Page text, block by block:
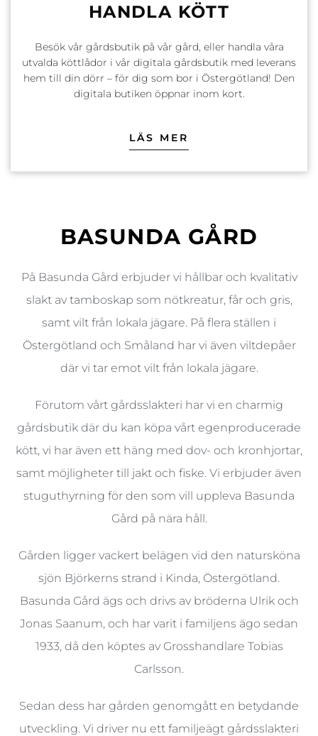
HANDLA KÖTT
Besök vår gårdsbutik på vår gård, eller handla våra
utvalda köttlådor i vår digitala gårdsbutik med leverans
hem till din dörr – för dig som bor i Östergötland! Den
digitala butiken öppnar inom kort.
LÄS MER
BASUNDA GÅRD
På Basunda Gård erbjuder vi hållbar och kvalitativ
slakt av tamboskap som nötkreatur, får och gris,
samt vilt från lokala jägare. På flera ställen i
Östergötland och Småland har vi även viltdepåer
där vi tar emot vilt från lokala jägare.
Förutom vårt gårdsslakteri har vi en charmig
gårdsbutik där du kan köpa vårt egenproducerade
kött, vi har även ett häng med dov- och kronhjortar,
samt möjligheter till jakt och fiske. Vi erbjuder även
stuguthyrning för den som vill uppleva Basunda
Gård på nära håll.
Gården ligger vackert belägen vid den natursköna
sjön Björkerns strand i Kinda, Östergötland.
Basunda Gård ägs och drivs av bröderna Ulrik och
Jonas Saanum, och har varit i familjens ägo sedan
1933, då den köptes av Grosshandlare Tobias
Carlsson.
Sedan dess har gården genomgått en betydande
utveckling. Vi driver nu ett familjeägt gårdsslakteri